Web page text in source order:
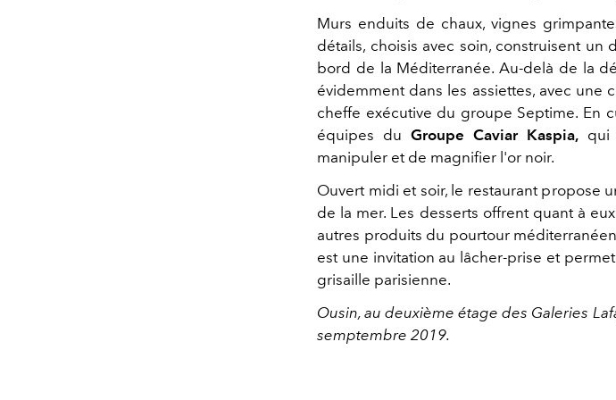
Murs enduits de chaux, vignes
détails, choisis avec soin, construisent un
bord de la Méditerranée. Au-delà de la
évidemment dans les assiettes, avec une
cheffe exécutive du groupe Septime. En
équipes du Groupe Caviar Kaspia, qui
manipuler et de magnifier l'or noir.
Ouvert midi et soir, le restaurant propose
de la mer. Les desserts offrent quant à
autres produits du pourtour
est une invitation au lâcher-prise et
grisaille parisienne.
Ousin, au deuxième étage des Galeries
semptembre 2019.